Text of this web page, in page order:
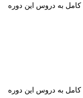
به دروس این دوره
به دروس این دوره